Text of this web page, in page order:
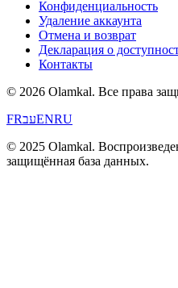
Конфиденциальность
Удаление аккаунта
Отмена и возврат
Декларация о
Контакты
© 2026 Olamkal. Все права
FRעבENRU
© 2025 Olamkal.
защищённая база данных.